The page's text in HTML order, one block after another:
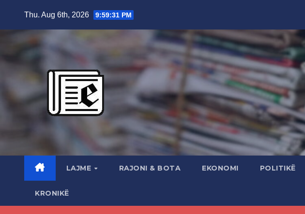
Thu. Aug 6th, 2026 9:59:32 PM
LAJME RAJONI & BOTA EKONOMI POLITIKË
KRONIKË